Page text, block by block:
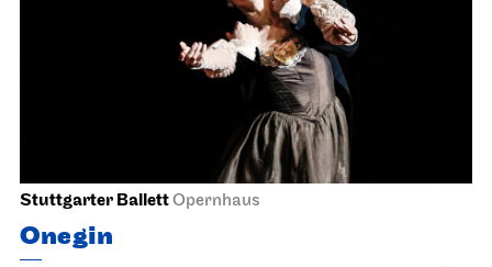
Stuttgarter BallettOpernhaus
Onegin